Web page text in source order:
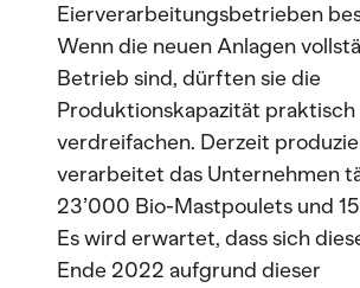
Eierverarbeitungsbetrieben
Wenn die neuen Anlagen
Betrieb sind, dürften sie die
Produktionskapazität praktisch
verdreifachen. Derzeit
verarbeitet das Unternehmen
23’000 Bio-Mastpoulets und
Es wird erwartet, dass sich
Ende 2022 aufgrund dieser